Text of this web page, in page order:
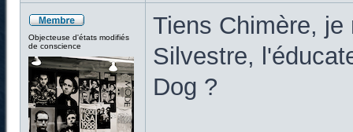
Objecteuse d'états modifiés
de conscience
Tiens Chimère,
Silvestre,
Dog ?